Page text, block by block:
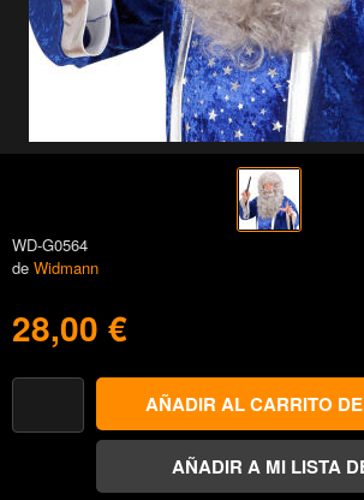
WD-G0564
de Widmann
28,00 €